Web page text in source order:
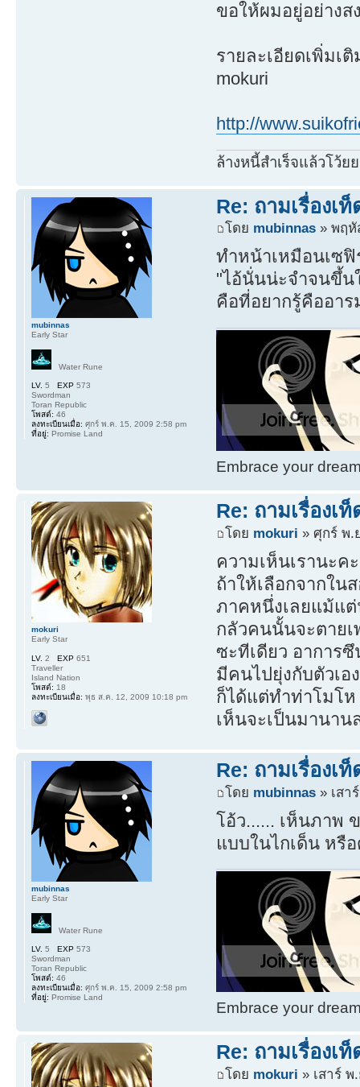
ขอให้ผมอยู่อย่างส
รายละเอียดเพิ่มเ
mokuri
http://
ล้างหนี้สำเร็จแล้วโว้ย
Re: ถามเรื่องเ
โดย mubinnas » พฤหั
ทำหน้าเหมือนเซฟิ
"ไอ้นั่นน่ะจำจนขึ้น
คือที่อยากรู้คืออา
Embrace your
mubinnas
Early Star
Water Rune
LV. 5 EXP 573
Swordman
Toran Republic
โพสต์: 46
ลงทะเบียนเมื่อ: ศุกร์ พ.ค. 15, 2009 2:58 pm
ที่อยู่: Promise Land
Re: ถามเรื่องเ
โดย mokuri » ศุกร์ พ.
ความเห็นเรานะคะ
ถ้าให้เลือกจากใ
ภาคหนึ่งเลยแม้แ
กลัวคนนั้นจะตายเ
ซะทีเดียว อาการ
มีคนไปยุ่งกับตัวเอ
ก็ได้แต่ทำท่าโมโ
เห็นจะเป็นมานาน
mokuri
Early Star
LV. 2 EXP 651
Traveller
Island Nation
โพสต์: 18
ลงทะเบียนเมื่อ: พุธ ส.ค. 12, 2009 10:18 pm
Re: ถามเรื่องเ
โดย mubinnas » เสา
โอ้ว...... เห็นภาพ
แบบในไกเด็น หรื
Embrace your
mubinnas
Early Star
Water Rune
LV. 5 EXP 573
Swordman
Toran Republic
โพสต์: 46
ลงทะเบียนเมื่อ: ศุกร์ พ.ค. 15, 2009 2:58 pm
ที่อยู่: Promise Land
Re: ถามเรื่องเ
โดย mokuri » เสาร์ พ